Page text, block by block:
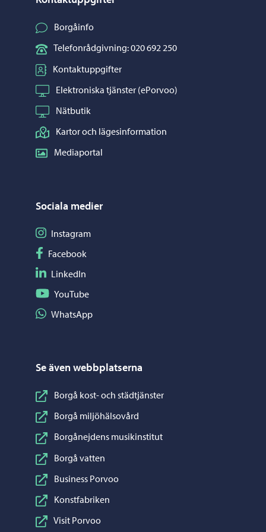
Borgåinfo
Telefonrådgivning: 020 692 250
Kontaktuppgifter
Elektroniska tjänster (ePorvoo)
Nätbutik
Kartor och lägesinformation
Mediaportal
Sociala medier
Följ på Instagram
Instagram
Följ på Facebook
Facebook
Följ på LinkedIn
LinkedIn
Följ på YouTube
YouTube
Dela på WhatsApp
WhatsApp
Se även webbplatserna
Borgå kost- och städtjänster
Borgå miljöhälsovård
Borgånejdens musikinstitut
Borgå vatten
Business Porvoo
Konstfabriken
Visit Porvoo